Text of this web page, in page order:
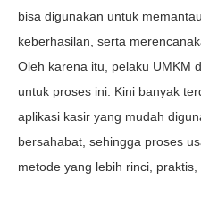
bisa digunakan untuk
keberhasilan, serta
Oleh karena itu, pelaku UMKM
untuk proses ini. Kini banyak
aplikasi kasir yang mudah
bersahabat, sehingga proses
metode yang lebih rinci, praktis,